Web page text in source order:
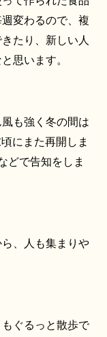
変わるので、複
たり、新しい人
思います。
も強く冬の間は
にまた再開しま
どで告知をしま
、人も集まりや
ぐるっと散歩で